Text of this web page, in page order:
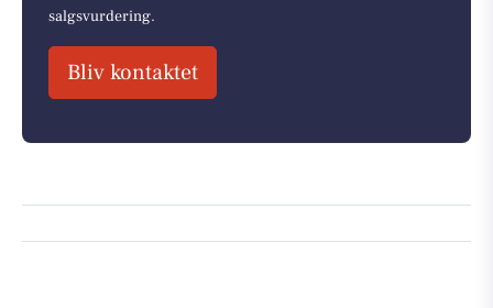
salgsvurdering.
Bliv kontaktet